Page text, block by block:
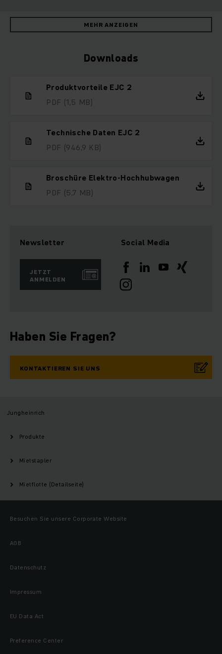
MEHR ANZEIGEN
Downloads
Produktvorteile EJC 2
PDF (1,5 MB)
Technische Daten EJC 2
PDF (946,9 KB)
Broschüre Elektro-Hochhubwagen
PDF (5,7 MB)
Newsletter
JETZT
ANMELDEN
Social Media
Haben Sie Fragen?
KONTAKTIEREN SIE UNS
Jungheinrich
Produkte
Mietstapler
Mietflotte (Detailseite)
Besuchen Sie unsere Corporate Website
AGB
Datenschutz
Impressum
EU Data Act
Preference Center